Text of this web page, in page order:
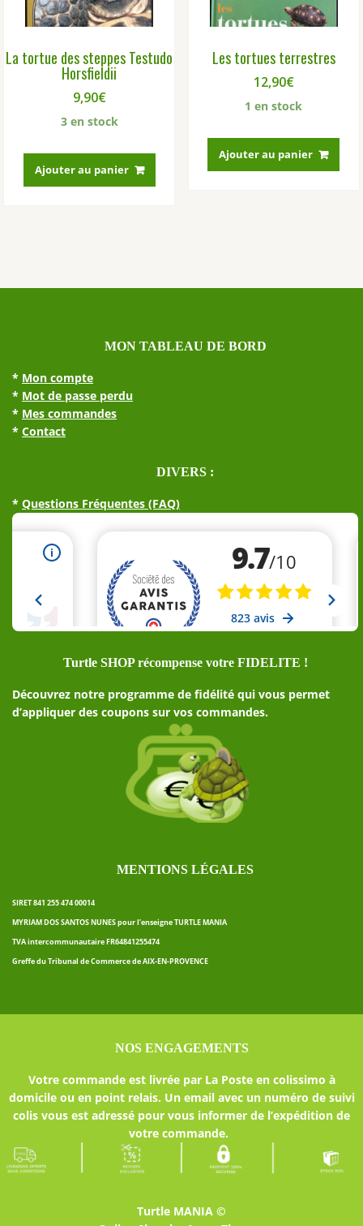
La tortue des steppes Testudo
Horsfieldii
9,90€
3 en stock
Ajouter au panier
Les tortues terrestres
12,90€
1 en stock
Ajouter au panier
MON TABLEAU DE BORD
* Mon compte
* Mot de passe perdu
* Mes commandes
* Contact
DIVERS :
* Questions Fréquentes (FAQ)
Turtle SHOP récompense votre FIDELITE !
Découvrez notre programme de fidélité qui vous permet
d’appliquer des coupons sur vos commandes.
MENTIONS LÉGALES
SIRET 841 255 474 00014
MYRIAM DOS SANTOS NUNES pour l’enseigne TURTLE MANIA
TVA intercommunautaire FR64841255474
Greffe du Tribunal de Commerce de AIX-EN-PROVENCE
NOS ENGAGEMENTS
Votre commande est livrée par La Poste en colissimo à
domicile ou en point relais. Un email avec un numéro de suivi
colis vous est adressé pour vous informer de l’expédition de
votre commande.
Turtle MANIA ©